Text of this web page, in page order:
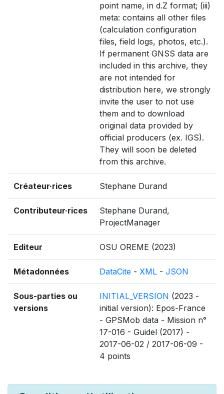
point name, in d.Z format; (iii)
meta: contains all other files
(calculation configuration
files, field logs, photos, etc.).
If permanent GNSS data are
included in this archive, they
are not intended for
distribution here, we strongly
invite the user to not use
them and to download
original data provided by
official producers (ex. IGS).
They will soon be deleted
from this archive.
Créateur·rices Stephane Durand
Contributeur·rices
Stephane Durand,
ProjectManager
Editeur OSU OREME (2023)
Métadonnées DataCite - XML - JSON
Sous-parties ou
versions
INITIAL_VERSION (2023 -
initial version): Epos-France
- GPSMob data - Mission n°
17-016 - Guidel (2017) -
2017-06-02 / 2017-06-09 -
4 points